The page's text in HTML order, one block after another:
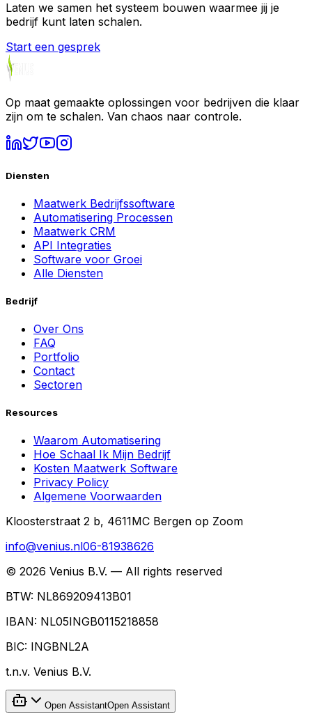
Laten we samen het systeem bouwen waarmee jij je
bedrijf kunt laten schalen.
Start een gesprek
Op maat gemaakte oplossingen voor bedrijven die klaar
zijn om te schalen. Van chaos naar controle.
Diensten
Maatwerk Bedrijfssoftware
Automatisering Processen
Maatwerk CRM
API Integraties
Software voor Groei
Alle Diensten
Bedrijf
Over Ons
FAQ
Portfolio
Contact
Sectoren
Resources
Waarom Automatisering
Hoe Schaal Ik Mijn Bedrijf
Kosten Maatwerk Software
Privacy Policy
Algemene Voorwaarden
Kloosterstraat 2 b, 4611MC Bergen op Zoom
info@venius.nl06-81938626
© 2026 Venius B.V. — All rights reserved
BTW: NL869209413B01
IBAN: NL05INGB0115218858
BIC: INGBNL2A
t.n.v. Venius B.V.
Open AssistantOpen Assistant